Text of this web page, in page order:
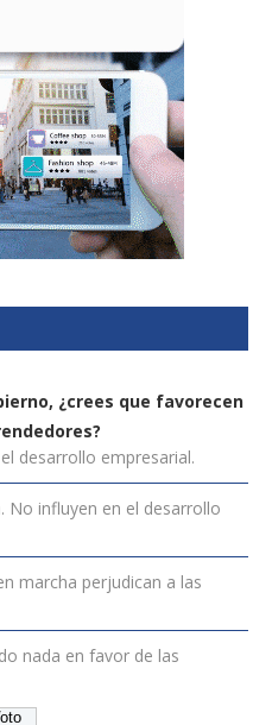
¿crees que favorecen
desarrollo empresarial.
No influyen en el desarrollo
marcha perjudican a las
nada en favor de las